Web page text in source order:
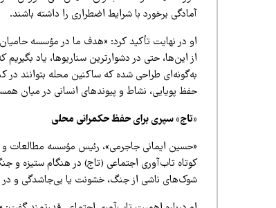
آمادگی برخورد با شرایط اضطراری را داشته باشند.
او در نهایت تأکید کرد: «هدف ما در مؤسسه
از این‌ها، حتی در دشوارترین سناریوها، یاد
به‌گونه‌ای طراحی شده که ساکنین محله بتوانند در
حفظ پویایی، نشاط و پیوندهای انسانی در میان
«تاج» سپری برای حفظ حکمرانی محلی
«حسین ایمانی جاجرمی»، رئیس مؤسسه مطالعات و
کوتاه تاب‌آوری اجتماعی (تاج) در هنگام ستیزه و
شوک‌های ناشی از جنگ، خشونت یا بی‌جاشدگی و در